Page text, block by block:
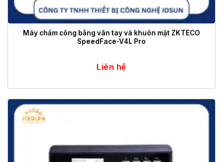
Máy chấm công bằng vân tay và khuôn mặt ZKTECO
SpeedFace-V4L Pro
Liên hệ